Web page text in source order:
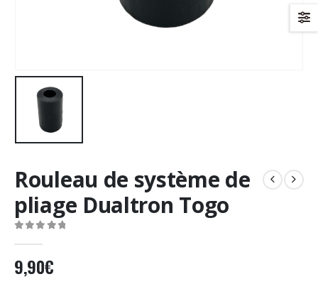
Rouleau de système de
pliage Dualtron Togo
9,90€